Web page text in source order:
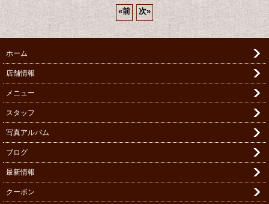
«前 次»
ホーム
店舗情報
メニュー
スタッフ
写真アルバム
ブログ
最新情報
クーポン